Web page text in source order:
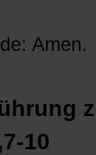
Amen.
10